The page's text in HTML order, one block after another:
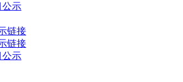
公示
链接
链接
公示